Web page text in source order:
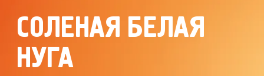
СОЛЕНАЯ БЕЛАЯ
НУГА